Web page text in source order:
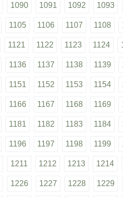
1090 1091 1092 1093
1105 1106 1107 1108
1121 1122 1123 1124
1136 1137 1138 1139
1151 1152 1153 1154
1166 1167 1168 1169
1181 1182 1183 1184
1196 1197 1198 1199
1211 1212 1213 1214
1226 1227 1228 1229